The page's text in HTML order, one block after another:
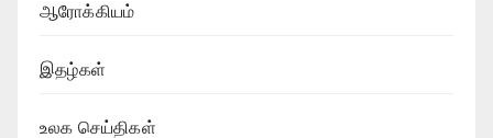
ஆரோக்கியம்
இதழ்கள்
உலக செய்திகள்